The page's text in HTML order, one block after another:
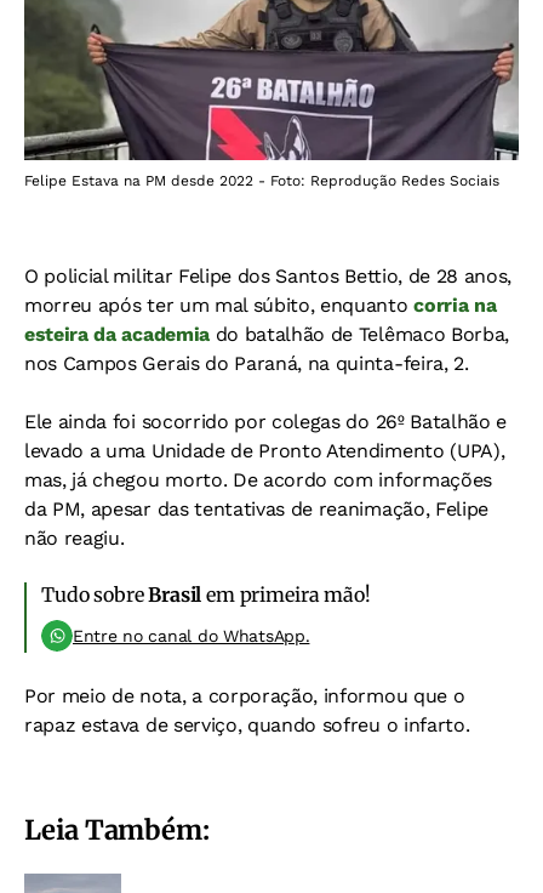
Felipe Estava na PM desde 2022 - Foto: Reprodução Redes Sociais
O policial militar Felipe dos Santos Bettio, de 28 anos,
morreu após ter um mal súbito, enquantocorria na
esteira da academiado batalhão de Telêmaco Borba,
nos Campos Gerais do Paraná, na quinta-feira, 2.
Ele ainda foi socorrido por colegas do 26º Batalhão e
levado a uma Unidade de Pronto Atendimento (UPA),
mas, já chegou morto. De acordo com informações
da PM, apesar das tentativas de reanimação, Felipe
não reagiu.
Tudo sobreBrasil em primeira mão!
Entre no canal do WhatsApp.
Por meio de nota, a corporação, informou que o
rapaz estava de serviço, quando sofreu o infarto.
Leia Também: